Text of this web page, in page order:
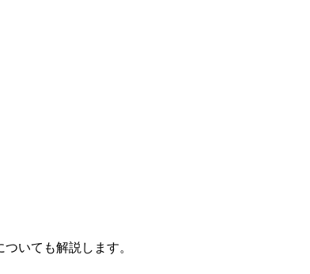
いても解説します。